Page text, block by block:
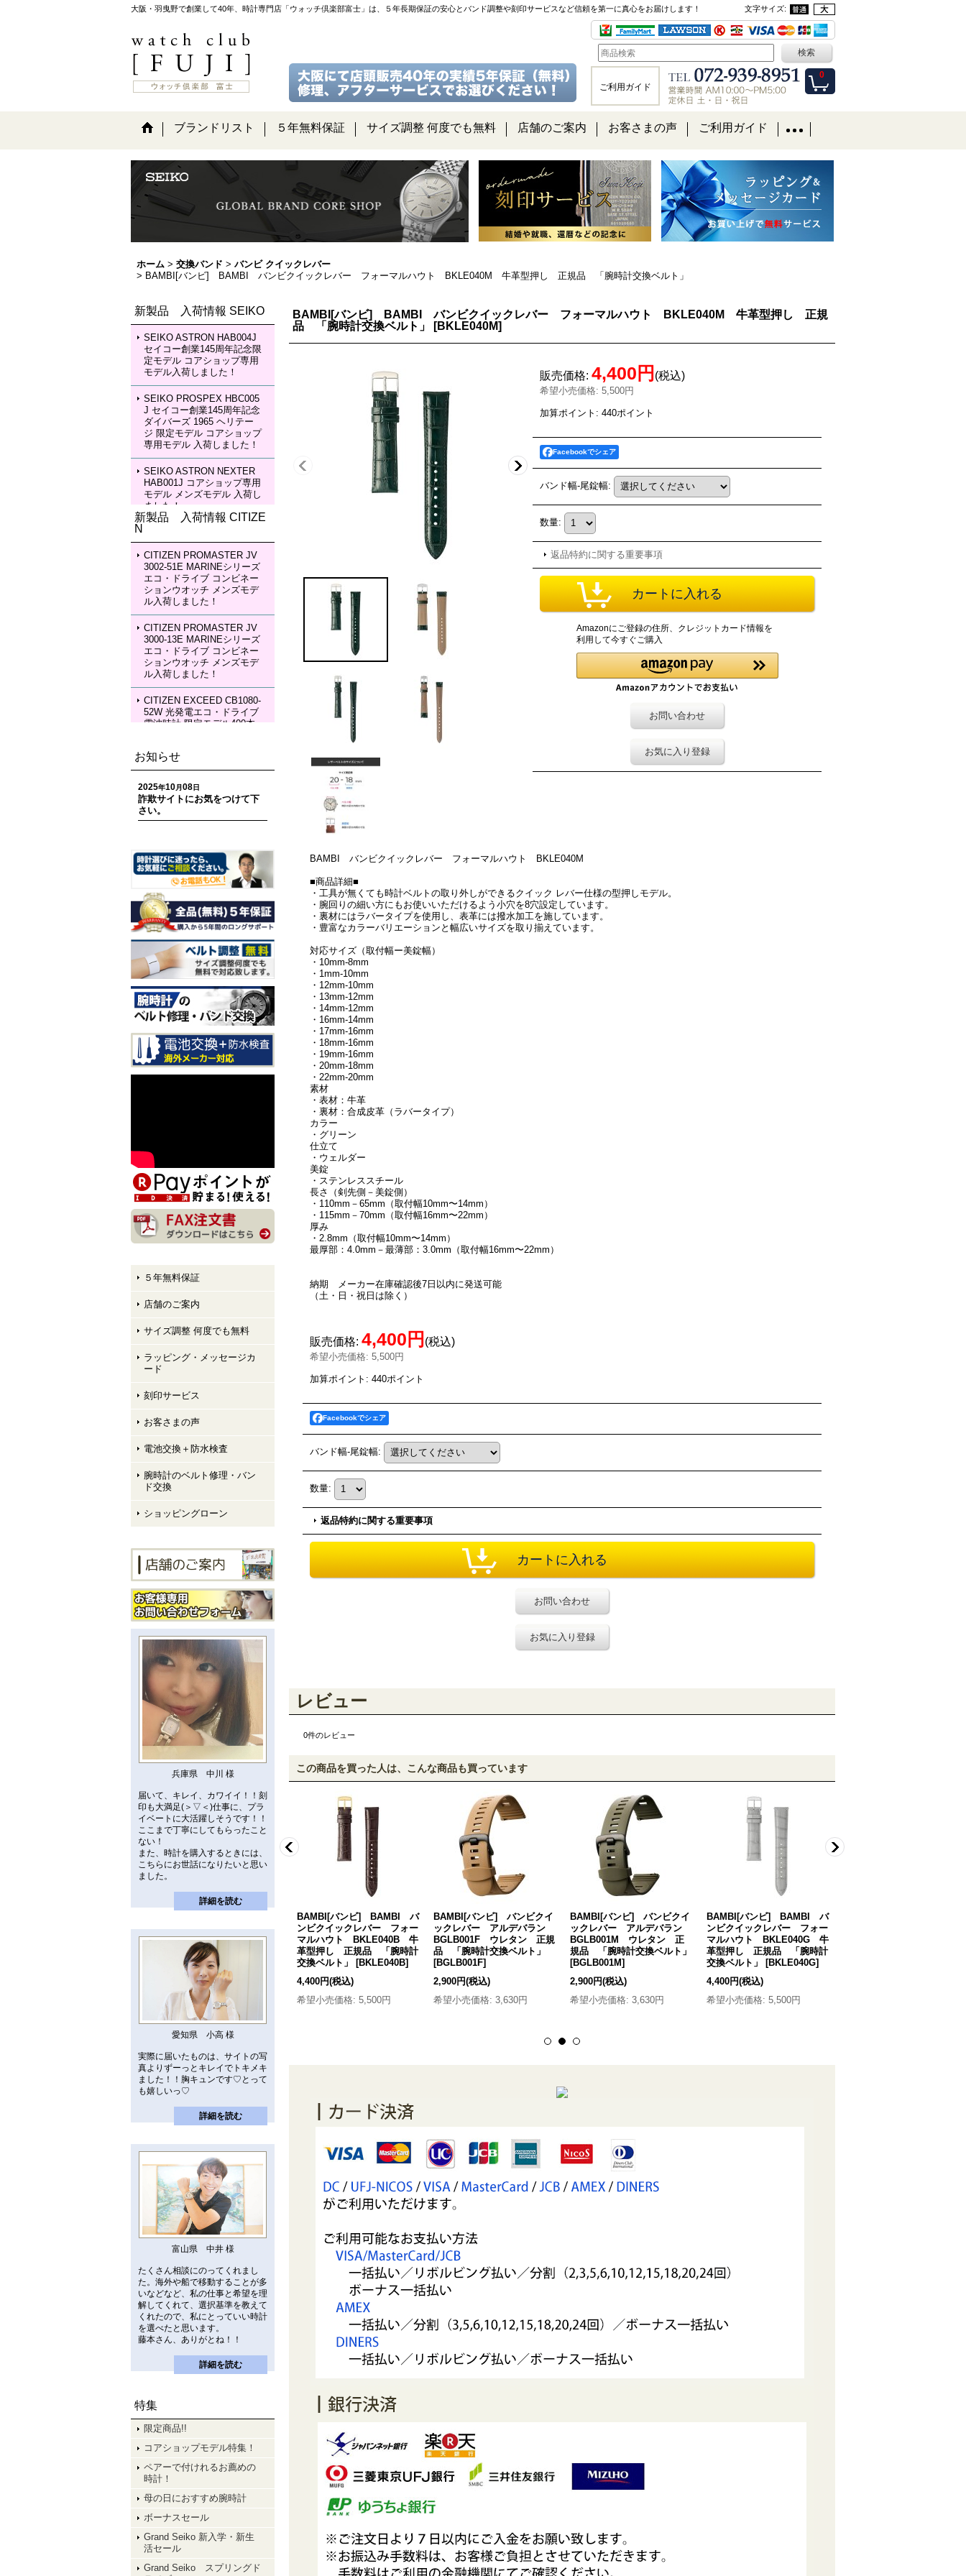
大阪・羽曳野で創業して40年、時計専門店「ウォッチ倶楽部富士」は、５年長期保証の安心とバンド調整や刻印サービスなど信頼を第一に真心をお届けします！ 文字サイズ:
0
ご利用ガイド
ブランドリスト ５年無料保証 サイズ調整 何度でも無料 店舗のご案内 お客さまの声 ご利用ガイド
ホーム > 交換バンド > バンビ クイックレバー
> BAMBI[バンビ] BAMBI バンビクイックレバー フォーマルハウト BKLE040M 牛革型押し 正規品 「腕時計交換ベルト」
新製品 入荷情報 SEIKO
SEIKO ASTRON HAB004J
セイコー創業145周年記念限
定モデル コアショップ専用
モデル入荷しました！
SEIKO PROSPEX HBC005
J セイコー創業145周年記念
ダイバーズ 1965 ヘリテー
ジ 限定モデル コアショップ
専用モデル 入荷しました！
SEIKO ASTRON NEXTER
HAB001J コアショップ専用
モデル メンズモデル 入荷し
ました！
HAB002J コアショップ専用
モデル メンズモデル 入荷し
ました！
SEIKO LUKIA HEA003J LU
KIA Grow with DAICHI MIU
RA Limited Edition レディー
スモデル 入荷しました！
SEIKO LUKIA HEA004J LU
KIA Grow with DAICHI MIU
RA Limited Edition メカニカ
ルウォッチ レディースモデ
ル 入荷しました！
新製品 入荷情報 CITIZE
N
CITIZEN PROMASTER JV
3002-51E MARINEシリーズ
エコ・ドライブ コンビネー
ションウオッチ メンズモデ
ル入荷しました！
CITIZEN PROMASTER JV
3000-13E MARINEシリーズ
エコ・ドライブ コンビネー
ションウオッチ メンズモデ
ル入荷しました！
CITIZEN EXCEED CB1080-
52W 光発電エコ・ドライブ
電波時計 限定モデル400本
CITIZEN EXCEED EC1120-
59W 光発電エコ・ドライブ
電波時計 限定モデル400本
ペアモデル レディースモデ
ル 入荷しました！
80H ACT Line 光発電エコ・
ドライブ GPS衛星電波時計
限定モデル 世界限定1,800
本 メンズモデル 入荷しまし
た！
CITIZEN ATTESA CC4078-
51E ACT Line LIGHT in BL
ACK Eco-Drive 50th Anniver
sary Edition メンズモデル
入荷しました！
CITIZEN EXCEED CB1147-
61E LIGHT in BLACK Eco-
Drive 50th Anniversary Editi
on メンズモデル 入荷しま
した！
CITIZEN ATTESA AT8384-5
n ES9495-59E LIGHT in BL
ACK Eco-Drive 50th Anniver
sary Edition レディースモデ
ル 入荷しました！
お知らせ
2025年10月 08日
詐欺サイトにお気をつけて下
さい。
５年無料保証
店舗のご案内
サイズ調整 何度でも無料
ラッピング・メッセージカ
ード
刻印サービス
お客さまの声
電池交換＋防水検査
腕時計のベルト修理・バン
ド交換
ショッピングローン
兵庫県 中川 様
届いて、キレイ、カワイイ！！刻
印も大満足(＞▽＜)仕事に、プラ
イベートに大活躍しそうです！！
ここまで丁寧にしてもらったこと
ない！
また、時計を購入するときには、
こちらにお世話になりたいと思い
ました。
詳細を読む
愛知県 小高 様
実際に届いたものは、サイトの写
真よりずーっとキレイでトキメキ
ました！！胸キュンです♡とって
も嬉しいっ♡
詳細を読む
富山県 中井 様
たくさん相談にのってくれまし
た。海外や船で移動することが多
いなどなど、私の仕事と希望を理
解してくれて、選択基準を教えて
くれたので、私にとっていい時計
を選べたと思います。
藤本さん、ありがとね！！
詳細を読む
特集
限定商品!!
コアショップモデル特集！
ペアーで付けれるお薦めの
時計！
母の日におすすめ腕時計
ボーナスセール
Grand Seiko 新入学・新生
活セール
Grand Seiko スプリングド
BAMBI[バンビ] BAMBI バンビクイックレバー フォーマルハウト BKLE040M 牛革型押し 正規
品 「腕時計交換ベルト」
[BKLE040M]
販売価格: 4,400円 (税込)
希望小売価格: 5,500円
加算ポイント: 440ポイント
Facebookでシェア
バンド幅-尾錠幅:
数量:
返品特約に関する重要事項
Amazonにご登録の住所、クレジットカード情報を
利用して今すぐご購入
お問い合わせ
お気に入り登録
BAMBI バンビクイックレバー フォーマルハウト BKLE040M
■商品詳細■
・工具が無くても時計ベルトの取り外しができるクイック レバー仕様の型押しモデル。
・腕回りの細い方にもお使いいただけるよう小穴を8穴設定しています。
・裏材にはラバータイプを使用し、表革には撥水加工を施しています。
・豊富なカラーバリエーションと幅広いサイズを取り揃えています。
対応サイズ（取付幅ー美錠幅）
・10mm-8mm
・1mm-10mm
・12mm-10mm
・13mm-12mm
・14mm-12mm
・16mm-14mm
・17mm-16mm
・18mm-16mm
・19mm-16mm
・20mm-18mm
・22mm-20mm
素材
・表材：牛革
・裏材：合成皮革（ラバータイプ）
カラー
・グリーン
仕立て
・ウェルダー
美錠
・ステンレススチール
長さ（剣先側－美錠側）
・110mm－65mm（取付幅10mm〜14mm）
・115mm－70mm（取付幅16mm〜22mm）
厚み
・2.8mm（取付幅10mm〜14mm）
最厚部：4.0mm－最薄部：3.0mm（取付幅16mm〜22mm）
納期 メーカー在庫確認後7日以内に発送可能
（土・日・祝日は除く）
販売価格: 4,400円 (税込)
希望小売価格: 5,500円
加算ポイント: 440ポイント
Facebookでシェア
バンド幅-尾錠幅:
数量:
返品特約に関する重要事項
お問い合わせ
お気に入り登録
レビュー
0件のレビュー
この商品を買った人は、こんな商品も買っています
ンビクイックレバー アルデ
バラン BGLG001W ウレ
ンビクイックレバー アルデ
バラン BGLG001F ウレタ
ン 正規品 「腕時計交換ベ
ルト」 [BGLG001F
2,904円 (税込)
希望小売価格: 3,630円
BAMBI[バンビ] BAMBI バ
ンビクイックレバー フォー
マルハウト BKLE040B 牛
革型押し 正規品 「腕時計
交換ベルト」
[BKLE040B]
4,400円(税込)
希望小売価格: 5,500円
BAMBI[バンビ] バンビクイ
ックレバー アルデバラン
BGLB001F ウレタン 正規
品 「腕時計交換ベルト」
[BGLB001F]
2,900円(税込)
希望小売価格: 3,630円
BAMBI[バンビ] バンビクイ
ックレバー アルデバラン
BGLB001M ウレタン 正
規品 「腕時計交換ベルト」
[BGLB001M]
2,900円(税込)
希望小売価格: 3,630円
BAMBI[バンビ] BAMBI バ
ンビクイックレバー フォー
マルハウト BKLE040G 牛
革型押し 正規品 「腕時計
交換ベルト」
[BKLE040G]
4,400円(税込)
希望小売価格: 5,500円